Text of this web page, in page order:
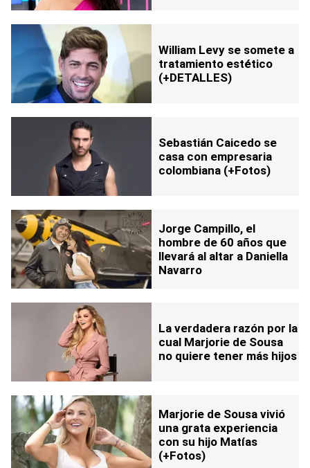
William Levy se somete a
tratamiento estético
(+DETALLES)
Sebastián Caicedo se
casa con empresaria
colombiana (+Fotos)
Jorge Campillo, el
hombre de 60 años que
llevará al altar a Daniella
Navarro
La verdadera razón por la
cual Marjorie de Sousa
no quiere tener más hijos
Marjorie de Sousa vivió
una grata experiencia
con su hijo Matías
(+Fotos)